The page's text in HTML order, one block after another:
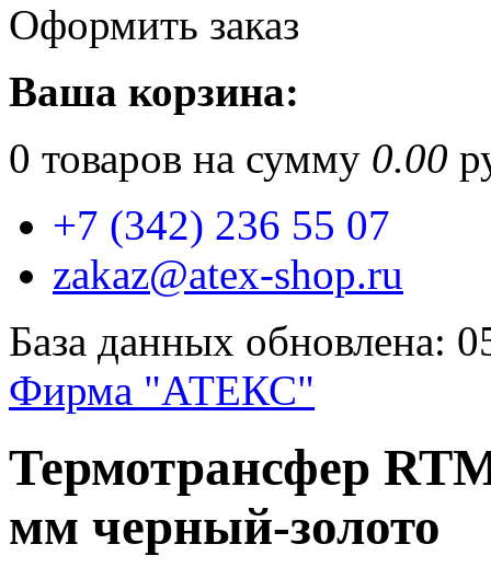
Оформить заказ
Ваша корзина:
0 товаров на сумму 0.00
+7 (342) 236 55 07
zakaz@atex-shop.ru
База данных обновлена:
Фирма "АТЕКС"
Термотрансфер
мм черный-золото